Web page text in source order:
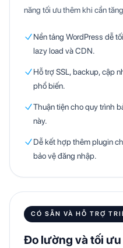
năng tối ưu thêm khi cần
Nền tảng WordPress dễ
lazy load và CDN.
Hỗ trợ SSL, backup, cập
phổ biến.
Thuận tiện cho quy trình
này.
Dễ kết hợp thêm plugin
bảo vệ đăng nhập.
CÓ SẴN VÀ HỖ TRỢ
Đo lường và tối